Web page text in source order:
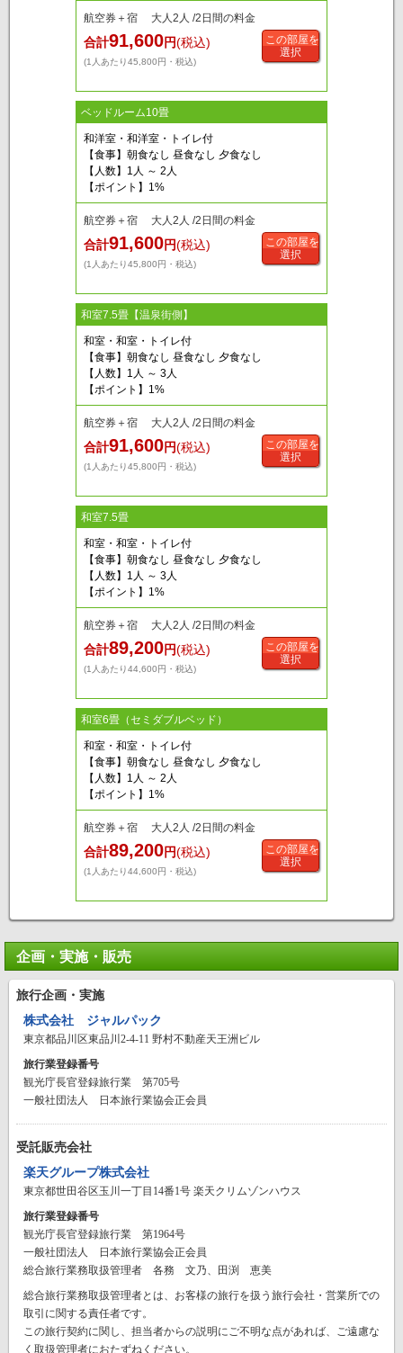
航空券＋宿 大人2人 /2日間の料金
合計91,600円(税込)
(1人あたり45,800円・税込)
この部屋を
選択
ベッドルーム10畳
和洋室・和洋室・トイレ付
【食事】朝食なし 昼食なし 夕食なし
【人数】1人 ～ 2人
【ポイント】1%
航空券＋宿 大人2人 /2日間の料金
合計91,600円(税込)
(1人あたり45,800円・税込)
この部屋を
選択
和室7.5畳【温泉街側】
和室・和室・トイレ付
【食事】朝食なし 昼食なし 夕食なし
【人数】1人 ～ 3人
【ポイント】1%
航空券＋宿 大人2人 /2日間の料金
合計91,600円(税込)
(1人あたり45,800円・税込)
この部屋を
選択
和室7.5畳
和室・和室・トイレ付
【食事】朝食なし 昼食なし 夕食なし
【人数】1人 ～ 3人
【ポイント】1%
航空券＋宿 大人2人 /2日間の料金
合計89,200円(税込)
(1人あたり44,600円・税込)
この部屋を
選択
和室6畳（セミダブルベッド）
和室・和室・トイレ付
【食事】朝食なし 昼食なし 夕食なし
【人数】1人 ～ 2人
【ポイント】1%
航空券＋宿 大人2人 /2日間の料金
合計89,200円(税込)
(1人あたり44,600円・税込)
この部屋を
選択
企画・実施・販売
旅行企画・実施
株式会社 ジャルパック
東京都品川区東品川2-4-11 野村不動産天王洲ビル
旅行業登録番号
観光庁長官登録旅行業 第705号
一般社団法人 日本旅行業協会正会員
受託販売会社
楽天グループ株式会社
東京都世田谷区玉川一丁目14番1号 楽天クリムゾンハウス
旅行業登録番号
観光庁長官登録旅行業 第1964号
一般社団法人 日本旅行業協会正会員
総合旅行業務取扱管理者 各務 文乃、田渕 恵美
総合旅行業務取扱管理者とは、お客様の旅行を扱う旅行会社・営業所での
取引に関する責任者です。
この旅行契約に関し、担当者からの説明にご不明な点があれば、ご遠慮な
く取扱管理者におたずねください。